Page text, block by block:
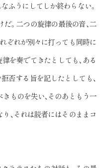
ふうにしてしか終わらない。
。二つの旋律の最後の音、二
ぞれが別々に打っても同時に
律を奏でてきたとしても、ある
否する旨を記したとしても、
ものを失い、そのあともう一
、それは読者にはそのままコ